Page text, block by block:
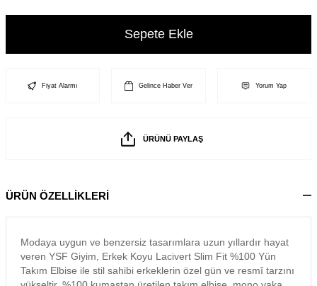
Sepete Ekle
Fiyat Alarmı Gelince Haber Ver Yorum Yap
ÜRÜNÜ PAYLAŞ
ÜRÜN ÖZELLİKLERİ
Modaya uygun ve benzersiz tasarımlara uzun yıllardır hayat
veren YSF Giyim, Erkek Koyu Lacivert Slim Fit %100 Yün
Takım Elbise ile stil sahibi erkeklerin özel gün ve resmî tarzını